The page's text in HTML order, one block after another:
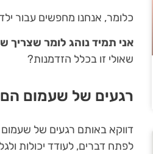
כלומר, אנחנו מחפשים עבור
אני תמיד נוהג לומר שצריך
שאולי זו בכלל הזדמנות?
רגעים של שעמום הם
דווקא באותם רגעים של
לפתח דברים, לעודד יכולות